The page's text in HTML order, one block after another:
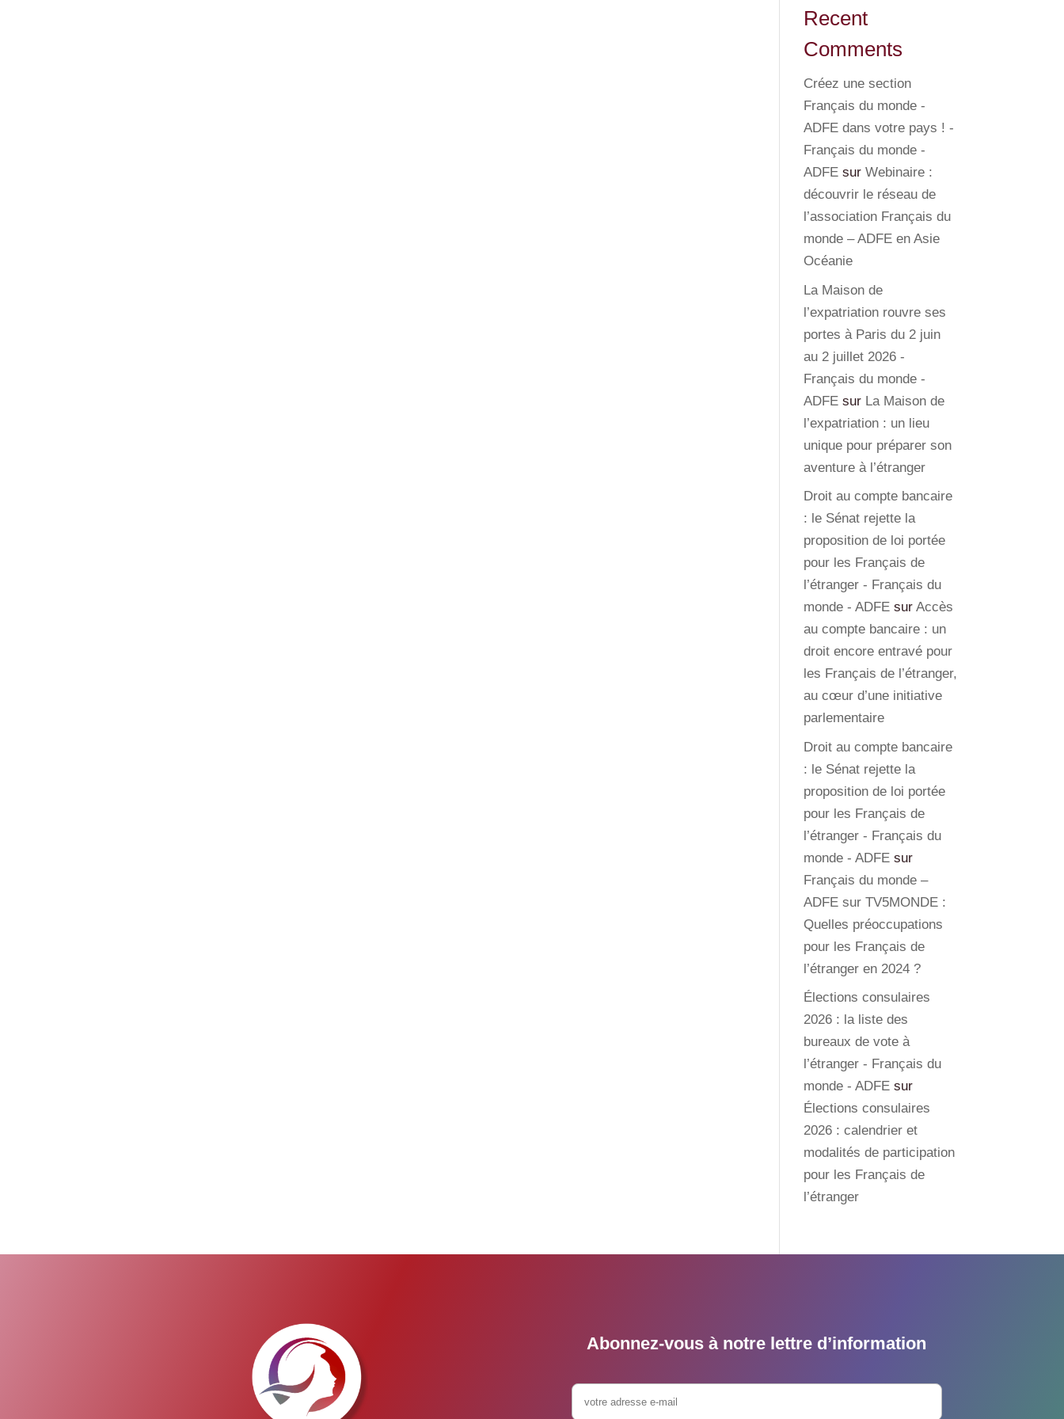
Recent
Comments
Créez une section
Français du monde -
ADFE dans votre pays ! -
Français du monde -
ADFE surWebinaire :
découvrir le réseau de
l’association Français du
monde – ADFE en Asie
Océanie
La Maison de
l’expatriation rouvre ses
portes à Paris du 2 juin
au 2 juillet 2026 -
Français du monde -
ADFE sur La Maison de
l’expatriation : un lieu
unique pour préparer son
aventure à l’étranger
Droit au compte bancaire
: le Sénat rejette la
proposition de loi portée
pour les Français de
l’étranger - Français du
monde - ADFE surAccès
au compte bancaire : un
droit encore entravé pour
les Français de l’étranger,
au cœur d’une initiative
parlementaire
Droit au compte bancaire
: le Sénat rejette la
proposition de loi portée
pour les Français de
l’étranger - Français du
monde - ADFE sur
Français du monde –
ADFE sur TV5MONDE :
Quelles préoccupations
pour les Français de
l’étranger en 2024 ?
Élections consulaires
2026 : la liste des
bureaux de vote à
l’étranger - Français du
monde - ADFE sur
Élections consulaires
2026 : calendrier et
modalités de participation
pour les Français de
l’étranger
Abonnez-vous à notre lettre d’information